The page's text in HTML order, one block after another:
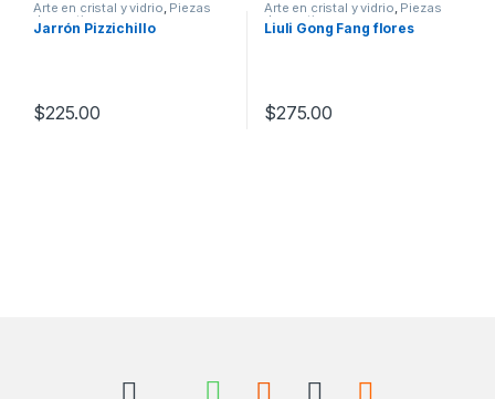
Arte en cristal y vidrio, Piezas
decorativas
Jarrón Pizzichillo
$225.00
Arte en cristal y vidrio, Piezas
decorativas
Liuli Gong Fang flores
$275.00